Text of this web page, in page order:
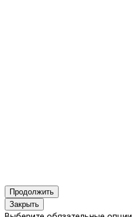
Продолжить
Закрыть